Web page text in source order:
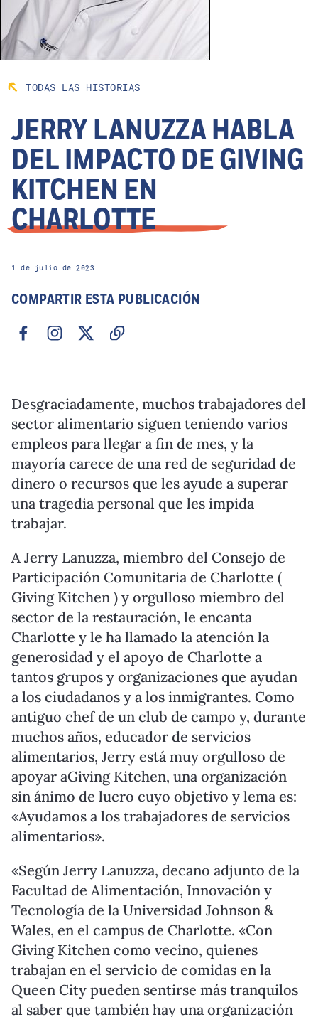
TODAS LAS HISTORIAS
JERRY LANUZZA HABLA
DEL IMPACTO DE GIVING
KITCHEN EN
CHARLOTTE
1 de julio de 2023
COMPARTIR ESTA PUBLICACIÓN
Desgraciadamente, muchos trabajadores del
sector alimentario siguen teniendo varios
empleos para llegar a fin de mes, y la
mayoría carece de una red de seguridad de
dinero o recursos que les ayude a superar
una tragedia personal que les impida
trabajar.
A Jerry Lanuzza, miembro del Consejo de
Participación Comunitaria de Charlotte (
Giving Kitchen ) y orgulloso miembro del
sector de la restauración, le encanta
Charlotte y le ha llamado la atención la
generosidad y el apoyo de Charlotte a
tantos grupos y organizaciones que ayudan
a los ciudadanos y a los inmigrantes. Como
antiguo chef de un club de campo y, durante
muchos años, educador de servicios
alimentarios, Jerry está muy orgulloso de
apoyar aGiving Kitchen, una organización
sin ánimo de lucro cuyo objetivo y lema es:
«Ayudamos a los trabajadores de servicios
alimentarios».
«Según Jerry Lanuzza, decano adjunto de la
Facultad de Alimentación, Innovación y
Tecnología de la Universidad Johnson &
Wales, en el campus de Charlotte. «Con
Giving Kitchen como vecino, quienes
trabajan en el servicio de comidas en la
Queen City pueden sentirse más tranquilos
al saber que también hay una organización